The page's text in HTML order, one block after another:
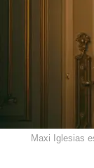
Maxi Iglesias